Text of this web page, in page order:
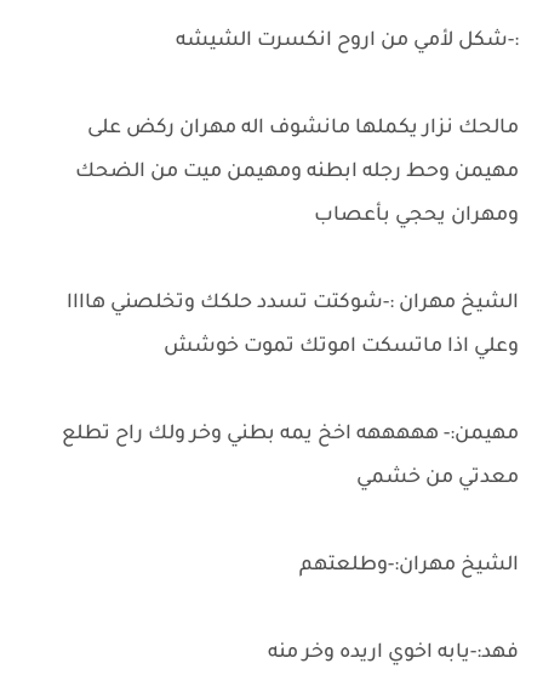
:-شكل لأمي من اروح انكسرت الشيشه
مالحك نزار يكملها مانشوف اله مهران ركض على
مهيمن وحط رجله ابطنه ومهيمن ميت من الضحك
ومهران يحجي بأعصاب
الشيخ مهران :-شوكتت تسدد حلكك وتخلصني هاااا
وعلي اذا ماتسكت اموتك تموت خوشش
مهيمن:- هههههه اخخ يمه بطني وخر ولك راح تطلع
معدتي من خشمي
الشيخ مهران:-وطلعتهم
فهد:-يابه اخوي اريده وخر منه